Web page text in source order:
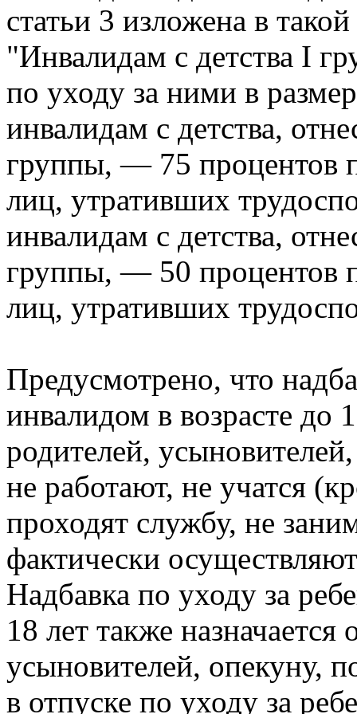
статьи 3 изложена в
"Инвалидам с детства I
по уходу за ними в
инвалидам с детства,
группы, — 75 процентов
лиц, утративших
инвалидам с детства,
группы, — 50 процентов
лиц, утративших
Предусмотрено, что
инвалидом в возрасте до
родителей,
не работают, не учатся
проходят службу, не
фактически
Надбавка по уходу за
18 лет также
усыновителей, опекуну,
в отпуске по уходу за